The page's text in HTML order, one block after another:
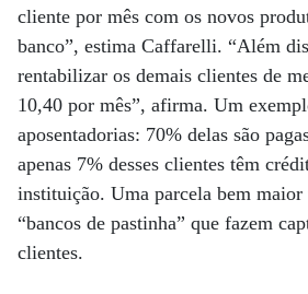
cliente por mês com os novos
banco”, estima Caffarelli. “Além
rentabilizar os demais clientes de
10,40 por mês”, afirma. Um
aposentadorias: 70% delas são
apenas 7% desses clientes têm
instituição. Uma parcela bem
“bancos de pastinha” que fazem
clientes.